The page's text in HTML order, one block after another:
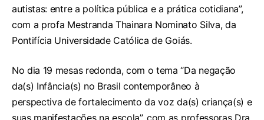
autistas: entre a política pública e a prática cotidiana”,
com a profa Mestranda Thainara Nominato Silva, da
Pontifícia Universidade Católica de Goiás.
No dia 19 mesas redonda, com o tema “Da negação
da(s) Infância(s) no Brasil contemporâneo à
perspectiva de fortalecimento da voz da(s) criança(s) e